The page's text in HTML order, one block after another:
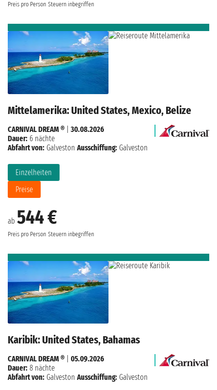
Preis pro Person Steuern inbegriffen
Mittelamerika: United States, Mexico, Belize
ab 544 €
Preis pro Person Steuern inbegriffen
Einzelheiten
Preise
CARNIVAL DREAM ®
30.08.2026
Dauer: 6 nächte
Abfahrt von: Galveston Ausschiffung: Galveston
Karibik: United States, Bahamas
CARNIVAL DREAM ®
05.09.2026
Dauer: 8 nächte
Abfahrt von: Galveston Ausschiffung: Galveston